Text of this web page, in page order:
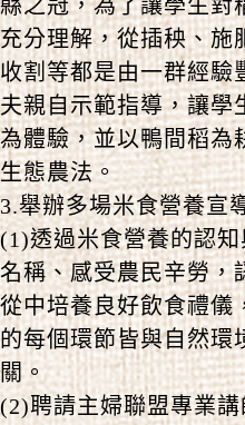
縣之冠，為了讓學生對
充分理解，從插秧、施
收割等都是由一群經驗
夫親自示範指導，讓學
為體驗，並以鴨間稻為
生態農法。
3.舉辦多場米食營養宣
(1)透過米食營養的認
名稱、感受農民辛勞，
從中培養良好飲食禮儀
的每個環節皆與自然環
關。
(2)聘請主婦聯盟專業